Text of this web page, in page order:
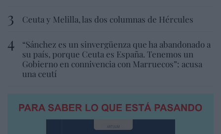
Ceuta y Melilla, las dos columnas de Hércules
“Sánchez es un sinvergüenza que ha abandonado a
su país, porque Ceuta es España. Tenemos un
Gobierno en connivencia con Marruecos”: acusa
una ceutí